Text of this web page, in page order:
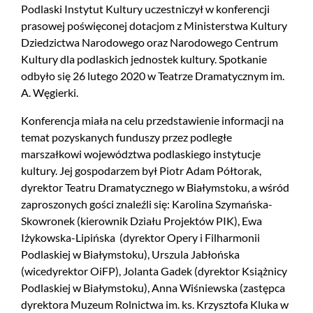
Podlaski Instytut Kultury uczestniczył w konferencji
prasowej poświęconej dotacjom z Ministerstwa Kultury
Dziedzictwa Narodowego oraz Narodowego Centrum
Kultury dla podlaskich jednostek kultury. Spotkanie
odbyło się 26 lutego 2020 w Teatrze Dramatycznym im.
A. Węgierki.
Konferencja miała na celu przedstawienie informacji na
temat pozyskanych funduszy przez podległe
marszałkowi województwa podlaskiego instytucje
kultury. Jej gospodarzem był Piotr Adam Półtorak,
dyrektor Teatru Dramatycznego w Białymstoku, a wśród
zaproszonych gości znaleźli się: Karolina Szymańska-
Skowronek (kierownik Działu Projektów PIK), Ewa
Iżykowska-Lipińska (dyrektor Opery i Filharmonii
Podlaskiej w Białymstoku), Urszula Jabłońska
(wicedyrektor OiFP), Jolanta Gadek (dyrektor Książnicy
Podlaskiej w Białymstoku), Anna Wiśniewska (zastępca
dyrektora Muzeum Rolnictwa im. ks. Krzysztofa Kluka w